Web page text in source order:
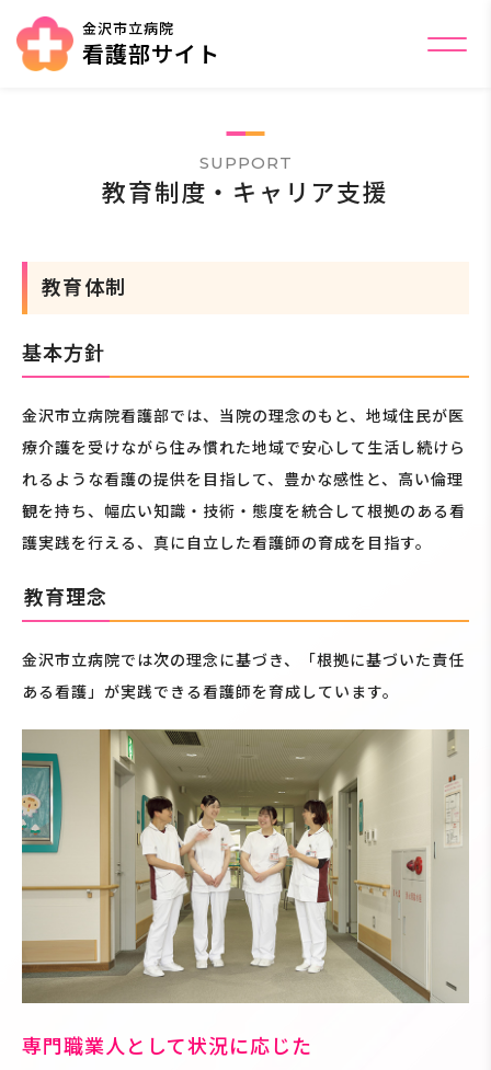
金沢市立病院
看護部サイト
メ
SUPPORT
教育制度・キャリア支援
教育体制
基本方針
金沢市立病院看護部では、当院の理念のもと、地域住民が医
療介護を受けながら住み慣れた地域で安心して生活し続けら
れるような看護の提供を目指して、豊かな感性と、高い倫理
観を持ち、幅広い知識・技術・態度を統合して根拠のある看
護実践を行える、真に自立した看護師の育成を目指す。
教育理念
金沢市立病院では次の理念に基づき、「根拠に基づいた責任
ある看護」が実践できる看護師を育成しています。
専門職業人として状況に応じた